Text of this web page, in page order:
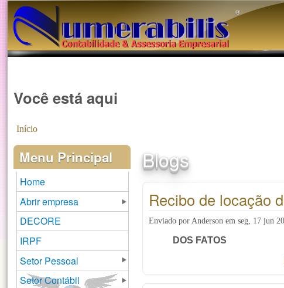
®️
Você está aqui
Início
Blogs
Recibo de locação
Enviado por Anderson emseg, 17 jun
DOS FATOS
Menu Principal
Home
Abrir empresa
DECORE
IRPF
Setor Pessoal
Setor Contábil